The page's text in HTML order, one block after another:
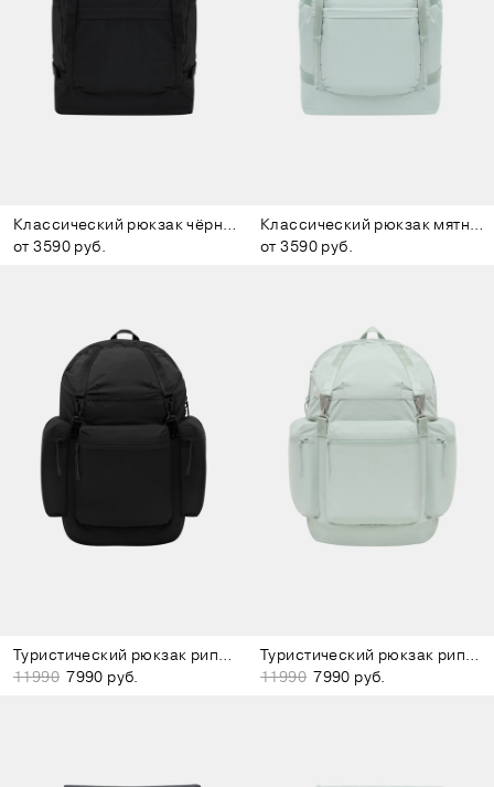
Классический рюкзак чёрный
от 3590 руб.
Классический рюкзак мятный
от 3590 руб.
Туристический рюкзак рипстоп чёрный
11990 7990 руб.
Туристический рюкзак рипстоп мятный
11990 7990 руб.